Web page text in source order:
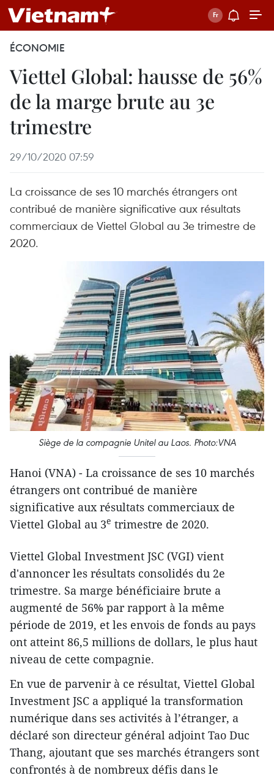
ÉCONOMIE
Viettel Global: hausse de 56%
de la marge brute au 3e
trimestre
29/10/2020 07:59
La croissance de ses 10 marchés étrangers ont
contribué de manière significative aux résultats
commerciaux de Viettel Global au 3e trimestre de
2020.
Siège de la compagnie Unitel au Laos. Photo:VNA
Hanoi (VNA) - La croissance de ses 10 marchés
étrangers ont contribué de manière
significative aux résultats commerciaux de
Viettel Global au 3e trimestre de 2020.
Viettel Global Investment JSC (VGI) vient
d'annoncer les résultats consolidés du 2e
trimestre. Sa marge bénéficiaire brute a
augmenté de 56% par rapport à la même
période de 2019, et les envois de fonds au pays
ont atteint 86,5 millions de dollars, le plus haut
niveau de cette compagnie.
En vue de parvenir à ce résultat, Viettel Global
Investment JSC a appliqué la transformation
numérique dans ses activités à l’étranger, a
déclaré son directeur général adjoint Tao Duc
Thang, ajoutant que ses marchés étrangers sont
confrontés à de nombreux défis dans le